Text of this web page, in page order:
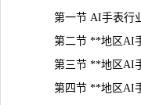
第一节 AI手表行业
第二节 **地区AI手
第三节 **地区AI手
第四节 **地区AI手